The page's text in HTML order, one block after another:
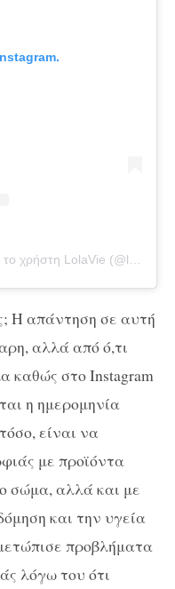
Η δημοσίευση κοινοποιήθηκε από το χρήστη LolaVie (@lolavie)
Η απάντηση σε αυτή
αλλά από ό,τι
καθώς στο Instagram
η ημερομηνία
είναι να
με προϊόντα
σώμα, αλλά και με
και την υγεία
προβλήματα
λόγω του ότι